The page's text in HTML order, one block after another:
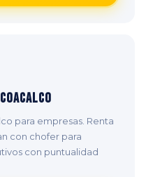
para empresas. Renta
con chofer para
con puntualidad